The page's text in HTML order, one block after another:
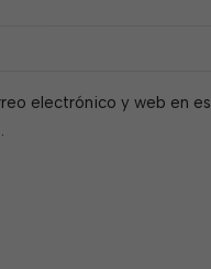
electrónico y web en